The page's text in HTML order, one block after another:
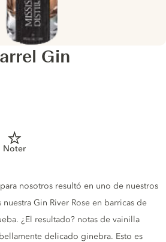
Gin
Noter
nosotros resultó en uno de nuestros
Gin River Rose en barricas de
¿El resultado? notas de vainilla
delicado ginebra. Esto es